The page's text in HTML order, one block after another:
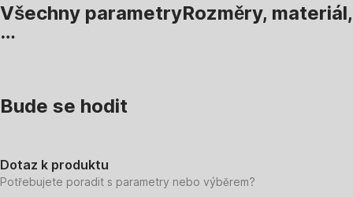
Všechny parametryRozměry, materiál,
…
Bude se hodit
Dotaz k produktu
Potřebujete poradit s parametry nebo výběrem?